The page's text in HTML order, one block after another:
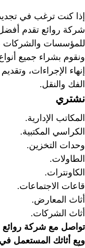
إذا كنت ترغب في
شركة روائع تقدم
للمؤسسات والشركات
ونقوم بشراء جميع
إنهاء الإجراءات،
الفك والنقل.
نشتري
المكاتب الإدارية.
الكراسي المكتبية.
وحدات التخزين.
الطاولات.
الكاونترات.
قاعات الاجتماعات.
أثاث المعارض.
أثاث الشركات.
تواصل مع شركة روائع
وبِع أثاثك المستعمل